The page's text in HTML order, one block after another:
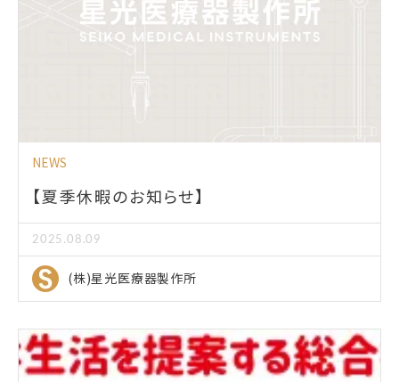
NEWS
【夏季休暇のお知らせ】
2025.08.09
(株)星光医療器製作所